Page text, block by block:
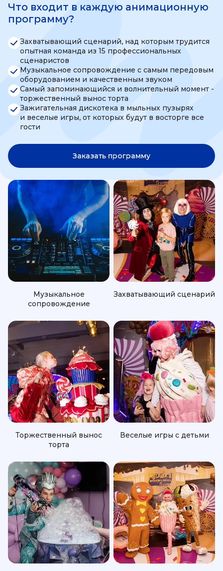
Что входит в каждую анимационную
программу?
Захватывающий сценарий, над которым трудится
опытная команда из 15 профессиональных
сценаристов
Музыкальное сопровождение с самым передовым
оборудованием и качественным звуком
Самый запоминающийся и волнительный момент -
торжественный вынос торта
Зажигательная дискотека в мыльных пузырях
и веселые игры, от которых будут в восторге все
гости
Заказать программу
Музыкальное
сопровождение
Захватывающий сценарий
Торжественный вынос
торта
Веселые игры с детьми